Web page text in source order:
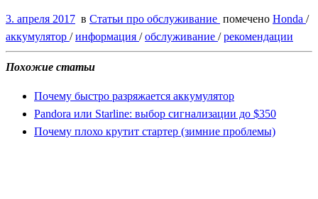
3. апреля 2017 в Статьи про обслуживание помечено Honda /
аккумулятор /информация /обслуживание /рекомендации
Похожие статьи
Почему быстро разряжается аккумулятор
Pandora или Starline: выбор сигнализации до $350
Почему плохо крутит стартер (зимние проблемы)